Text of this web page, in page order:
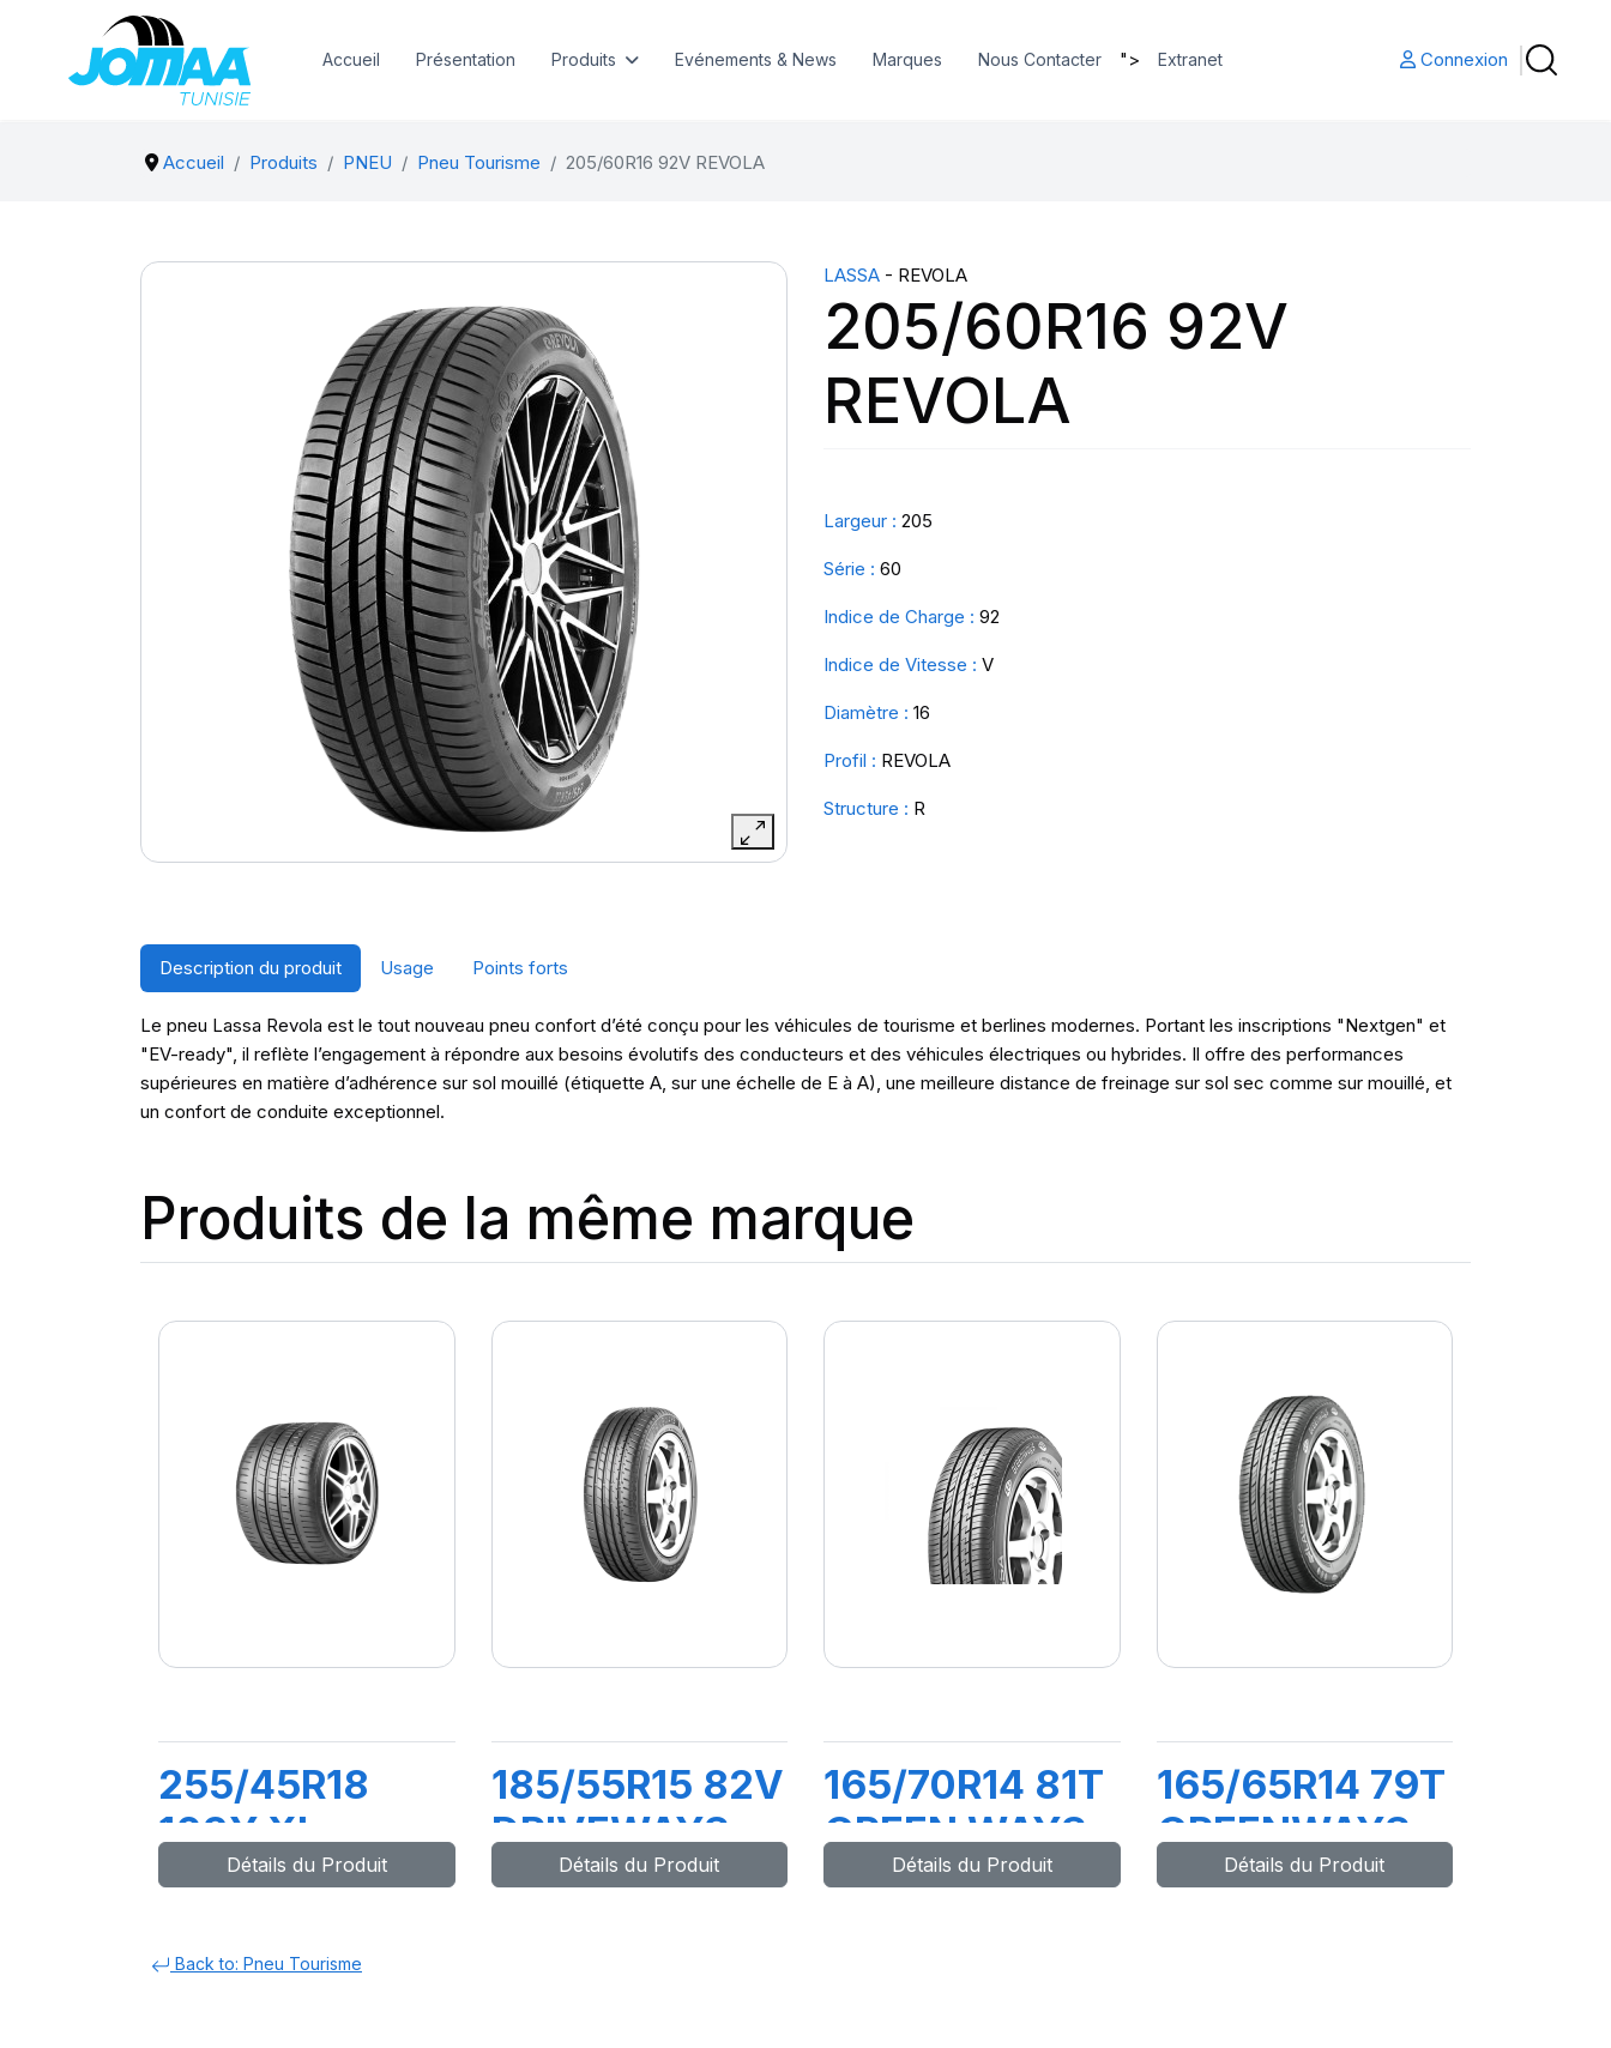
Accueil Présentation Produits Evénements & News Marques Nous Contacter "> Extranet Connexion
Accueil Produits PNEU Pneu Tourisme 205/60R16 92V REVOLA
LASSA - REVOLA
205/60R16 92V
REVOLA
Largeur : 205
Série : 60
Indice de Charge : 92
Indice de Vitesse : V
Diamètre : 16
Profil : REVOLA
Structure : R
Description du produit Usage Points forts
Le pneu Lassa Revola est le tout nouveau pneu confort d’été conçu pour les véhicules de tourisme et berlines modernes. Portant les inscriptions "Nextgen" et
"EV-ready", il reflète l’engagement à répondre aux besoins évolutifs des conducteurs et des véhicules électriques ou hybrides. Il offre des performances
supérieures en matière d’adhérence sur sol mouillé (étiquette A, sur une échelle de E à A), une meilleure distance de freinage sur sol sec comme sur mouillé, et
un confort de conduite exceptionnel.
Produits de la même marque
255/45R18
103Y XL
DRIVEWAYS
Détails du Produit
185/55R15 82V
DRIVEWAYS
Détails du Produit
165/70R14 81T
GREEN WAYS
Détails du Produit
165/65R14 79T
GREENWAYS
Détails du Produit
Back to: Pneu Tourisme